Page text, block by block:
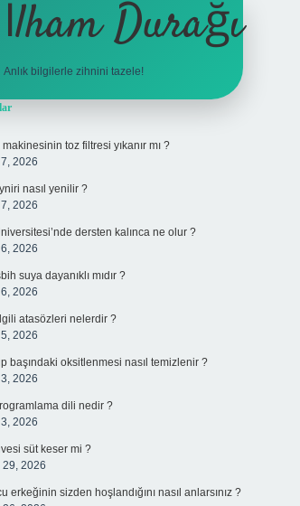
Durağı
Anlık bilgilerle zihnini tazele!
toz filtresi yıkanır mı ?
2026
nasıl yenilir ?
2026
dersten kalınca ne olur ?
2026
suya dayanıklı mıdır ?
2026
atasözleri nelerdir ?
2026
başındaki oksitlenmesi nasıl temizlenir ?
2026
dili nedir ?
2026
süt keser mi ?
29, 2026
erkeğinin sizden hoşlandığını nasıl anlarsınız ?